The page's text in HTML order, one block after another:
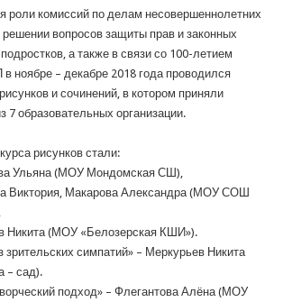
роли комиссий по делам несовершеннолетних
решении вопросов защиты прав и законных
а также в связи со 100-летием
ноябре – декабре 2018 года проводился
и сочинений, в котором приняли
7 образовательных организации.
рисунков стали:
Ульяна (МОУ Мондомская СШ),
Виктория, Макарова Александра (МОУ СОШ
Никита (МОУ «Белозерская КШИ»).
зрительских симпатий» – Меркурьев Никита
– сад).
подход» – Флегантова Алёна (МОУ